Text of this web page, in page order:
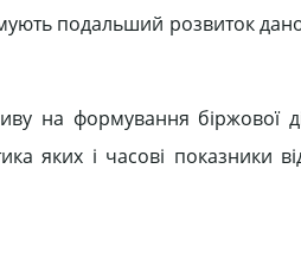
подальший розвиток
на формування біржової
яких і часові показники